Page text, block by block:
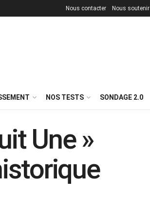
Nous contacter Nous soutenir
NOS TESTS SONDAGE 2.0
Une »